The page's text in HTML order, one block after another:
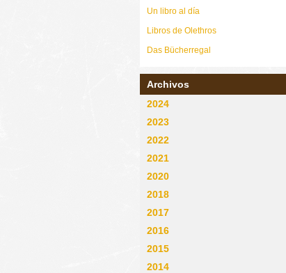
Un libro al día
Libros de Olethros
Das Bücherregal
Archivos
2024
2023
2022
2021
2020
2018
2017
2016
2015
2014